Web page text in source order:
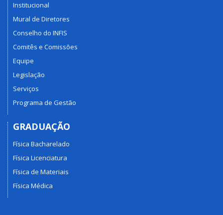
Institucional
Mural de Diretores
Conselho do INFIS
Comitês e Comissões
Equipe
Legislação
Serviços
Programa de Gestão
GRADUAÇÃO
Física Bacharelado
Física Licenciatura
Física de Materiais
Física Médica